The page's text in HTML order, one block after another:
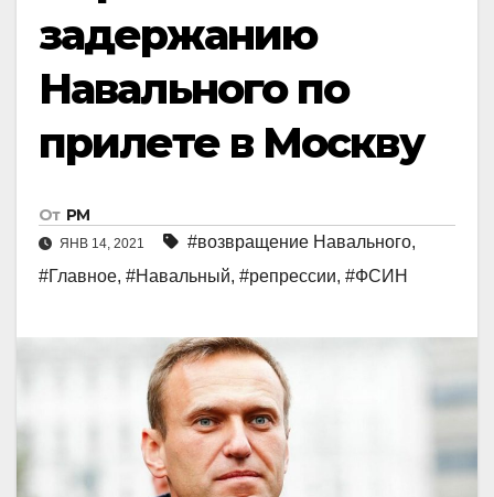
задержанию
Навального по
прилете в Москву
От РМ
ЯНВ 14, 2021 #возвращение Навального,
#Главное, #Навальный, #репрессии, #ФСИН